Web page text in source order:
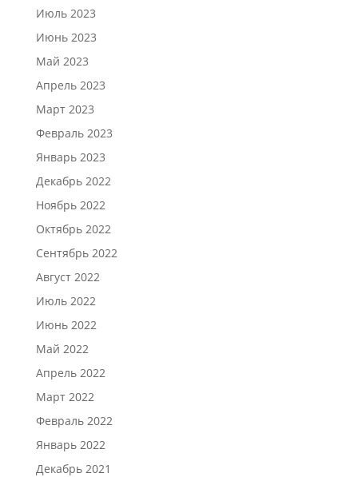
Июль 2023
Июнь 2023
Май 2023
Апрель 2023
Март 2023
Февраль 2023
Январь 2023
Декабрь 2022
Ноябрь 2022
Октябрь 2022
Сентябрь 2022
Август 2022
Июль 2022
Июнь 2022
Май 2022
Апрель 2022
Март 2022
Февраль 2022
Январь 2022
Декабрь 2021